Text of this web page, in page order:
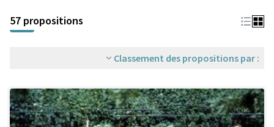
57 propositions
Classement des propositions par :